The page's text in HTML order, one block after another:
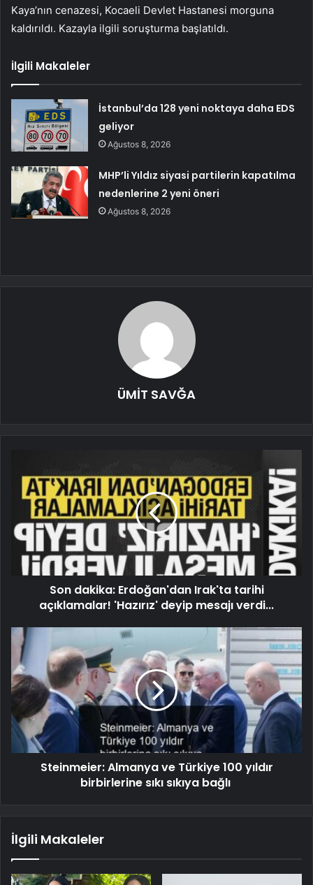
Kaya’nın cenazesi, Kocaeli Devlet Hastanesi morguna
kaldırıldı. Kazayla ilgili soruşturma başlatıldı.
İlgili Makaleler
İstanbul’da 128 yeni noktaya daha EDS
geliyor
Ağustos 8, 2026
MHP’li Yıldız siyasi partilerin kapatılma
nedenlerine 2 yeni öneri
Ağustos 8, 2026
ÜMİT SAVĞA
Son dakika: Erdoğan'dan Irak'ta tarihi
açıklamalar! 'Hazırız' deyip mesajı verdi...
Steinmeier: Almanya ve Türkiye 100 yıldır
birbirlerine sıkı sıkıya bağlı
İlgili Makaleler